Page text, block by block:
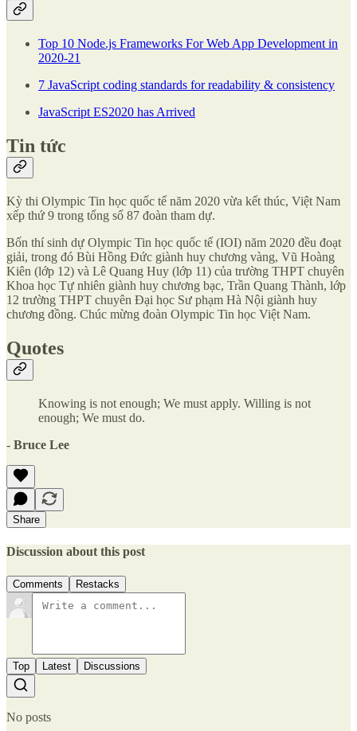
Top 10 Node.js Frameworks For Web App Development in
2020-21
7 JavaScript coding standards for readability & consistency
JavaScript ES2020 has Arrived
Tin tức
Kỳ thi Olympic Tin học quốc tế năm 2020 vừa kết thúc, Việt Nam
xếp thứ 9 trong tổng số 87 đoàn tham dự.
Bốn thí sinh dự Olympic Tin học quốc tế (IOI) năm 2020 đều đoạt
giải, trong đó Bùi Hồng Đức giành huy chương vàng, Vũ Hoàng
Kiên (lớp 12) và Lê Quang Huy (lớp 11) của trường THPT chuyên
Khoa học Tự nhiên giành huy chương bạc, Trần Quang Thành, lớp
12 trường THPT chuyên Đại học Sư phạm Hà Nội giành huy
chương đồng. Chúc mừng đoàn Olympic Tin học Việt Nam.
Quotes
Knowing is not enough; We must apply. Willing is not
enough; We must do.
- Bruce Lee
Share
Discussion about this post
Comments Restacks
Top Latest Discussions
No posts